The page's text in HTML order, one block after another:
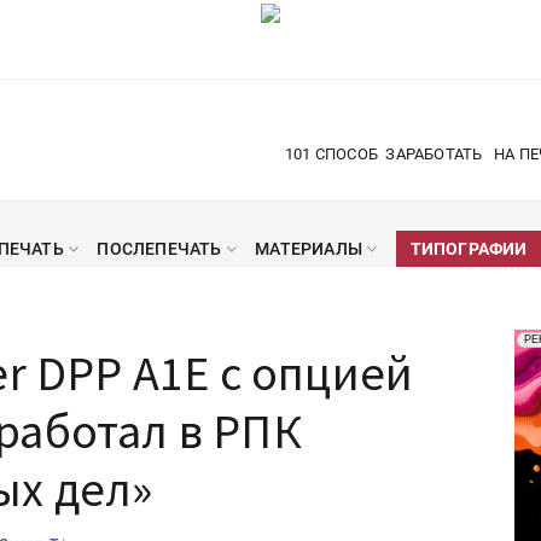
101 СПОСОБ ЗАРАБОТАТЬ НА
ПЕЧАТЬ ПОСЛЕПЕЧАТЬ МАТЕРИАЛЫ ТИПОГРАФИИ
A1E с опцией
в РПК
дел»